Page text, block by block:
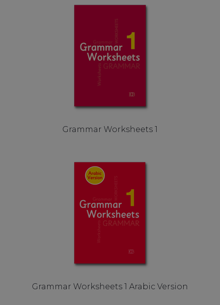
Grammar Worksheets 1
Grammar Worksheets 1 Arabic Version